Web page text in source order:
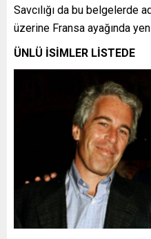
Savcılığı da bu belgelerde
üzerine Fransa ayağında
ÜNLÜ İSİMLER LİSTEDE